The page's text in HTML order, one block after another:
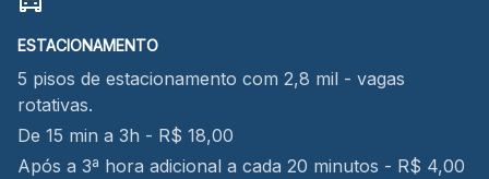
ESTACIONAMENTO
5 pisos de estacionamento com 2,8 mil - vagas
rotativas.
De 15 min a 3h - R$ 18,00
Após a 3ª hora adicional a cada 20 minutos - R$ 4,00